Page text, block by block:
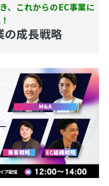
、これからのEC事業に
の成長戦略